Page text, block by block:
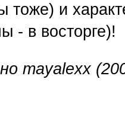
тоже) и
- в восторге)!
mayalexx